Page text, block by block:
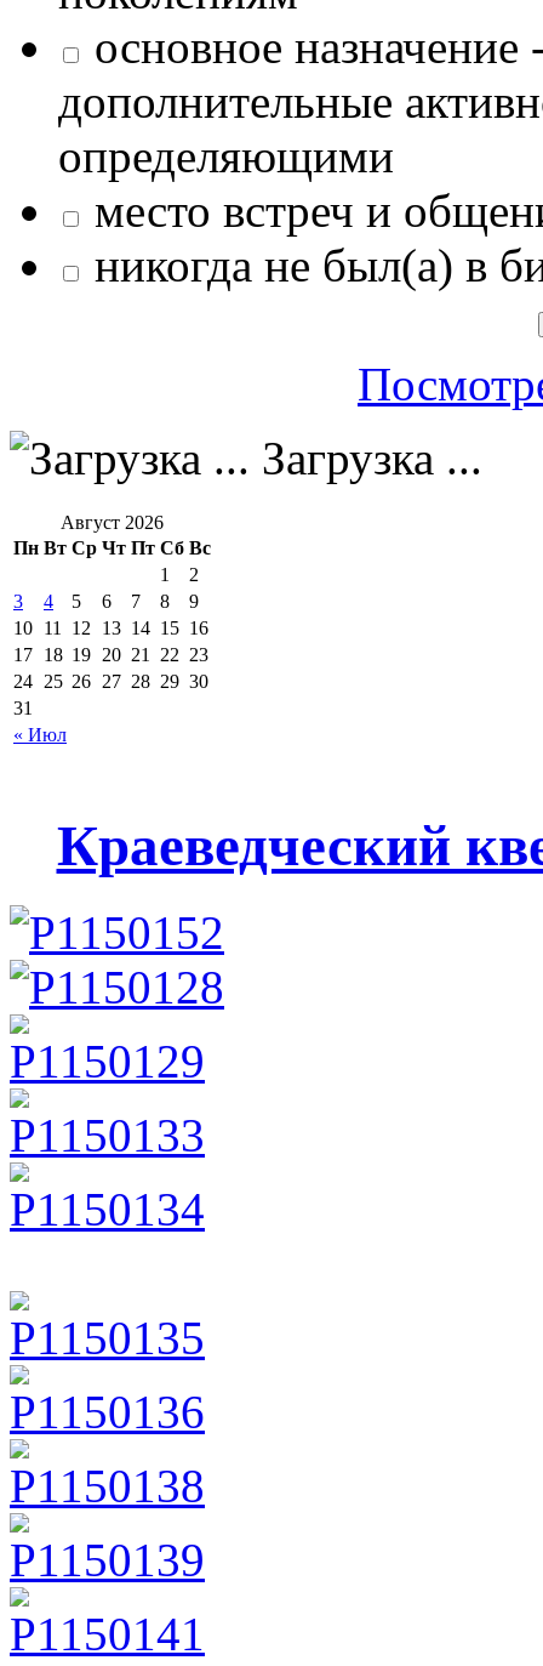
основное назначение
дополнительные
определяющими
место встреч и
никогда не был(а) в
Загрузка ...
Август 2026
Пн Вт Ср Чт Пт Сб Вс
« Июл
1
2
3
4 5 6 7 8
9
10 11 12 13 14 15 16
17 18 19 20 21 22 23
24 25 26 27 28 29 30
31
Краеведческий